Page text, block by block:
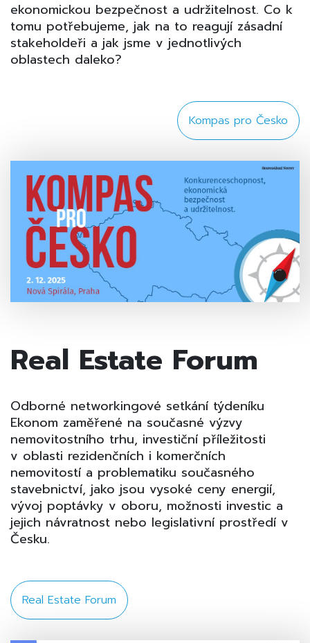
ekonomickou bezpečnost a udržitelnost. Co k
tomu potřebujeme, jak na to reagují zásadní
stakeholdeři a jak jsme v jednotlivých
oblastech daleko?
Kompas pro Česko
Real Estate Forum
Odborné networkingové setkání týdeníku
Ekonom zaměřené na současné výzvy
nemovitostního trhu, investiční příležitosti
v oblasti rezidenčních i komerčních
nemovitostí a problematiku současného
stavebnictví, jako jsou vysoké ceny energií,
vývoj poptávky v oboru, možnosti investic a
jejich návratnost nebo legislativní prostředí v
Česku.
Real Estate Forum